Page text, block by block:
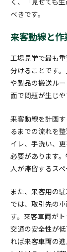
べきです。
来客動線と
工場見学で最も
分けることです
や製品の搬送ル
面で問題が生じや
来客動線を計画
るまでの流れを
イレ、手洗い、
必要があります
人が滞留するスペ
また、来客用の
では、取引先の
す。来客車両が
交通の安全性が
れば来客車両の